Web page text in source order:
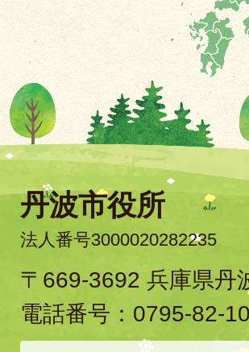
丹波市役所
法人番号3000020282235
〒669-3692 兵庫県丹
電話番号： 0795-82-